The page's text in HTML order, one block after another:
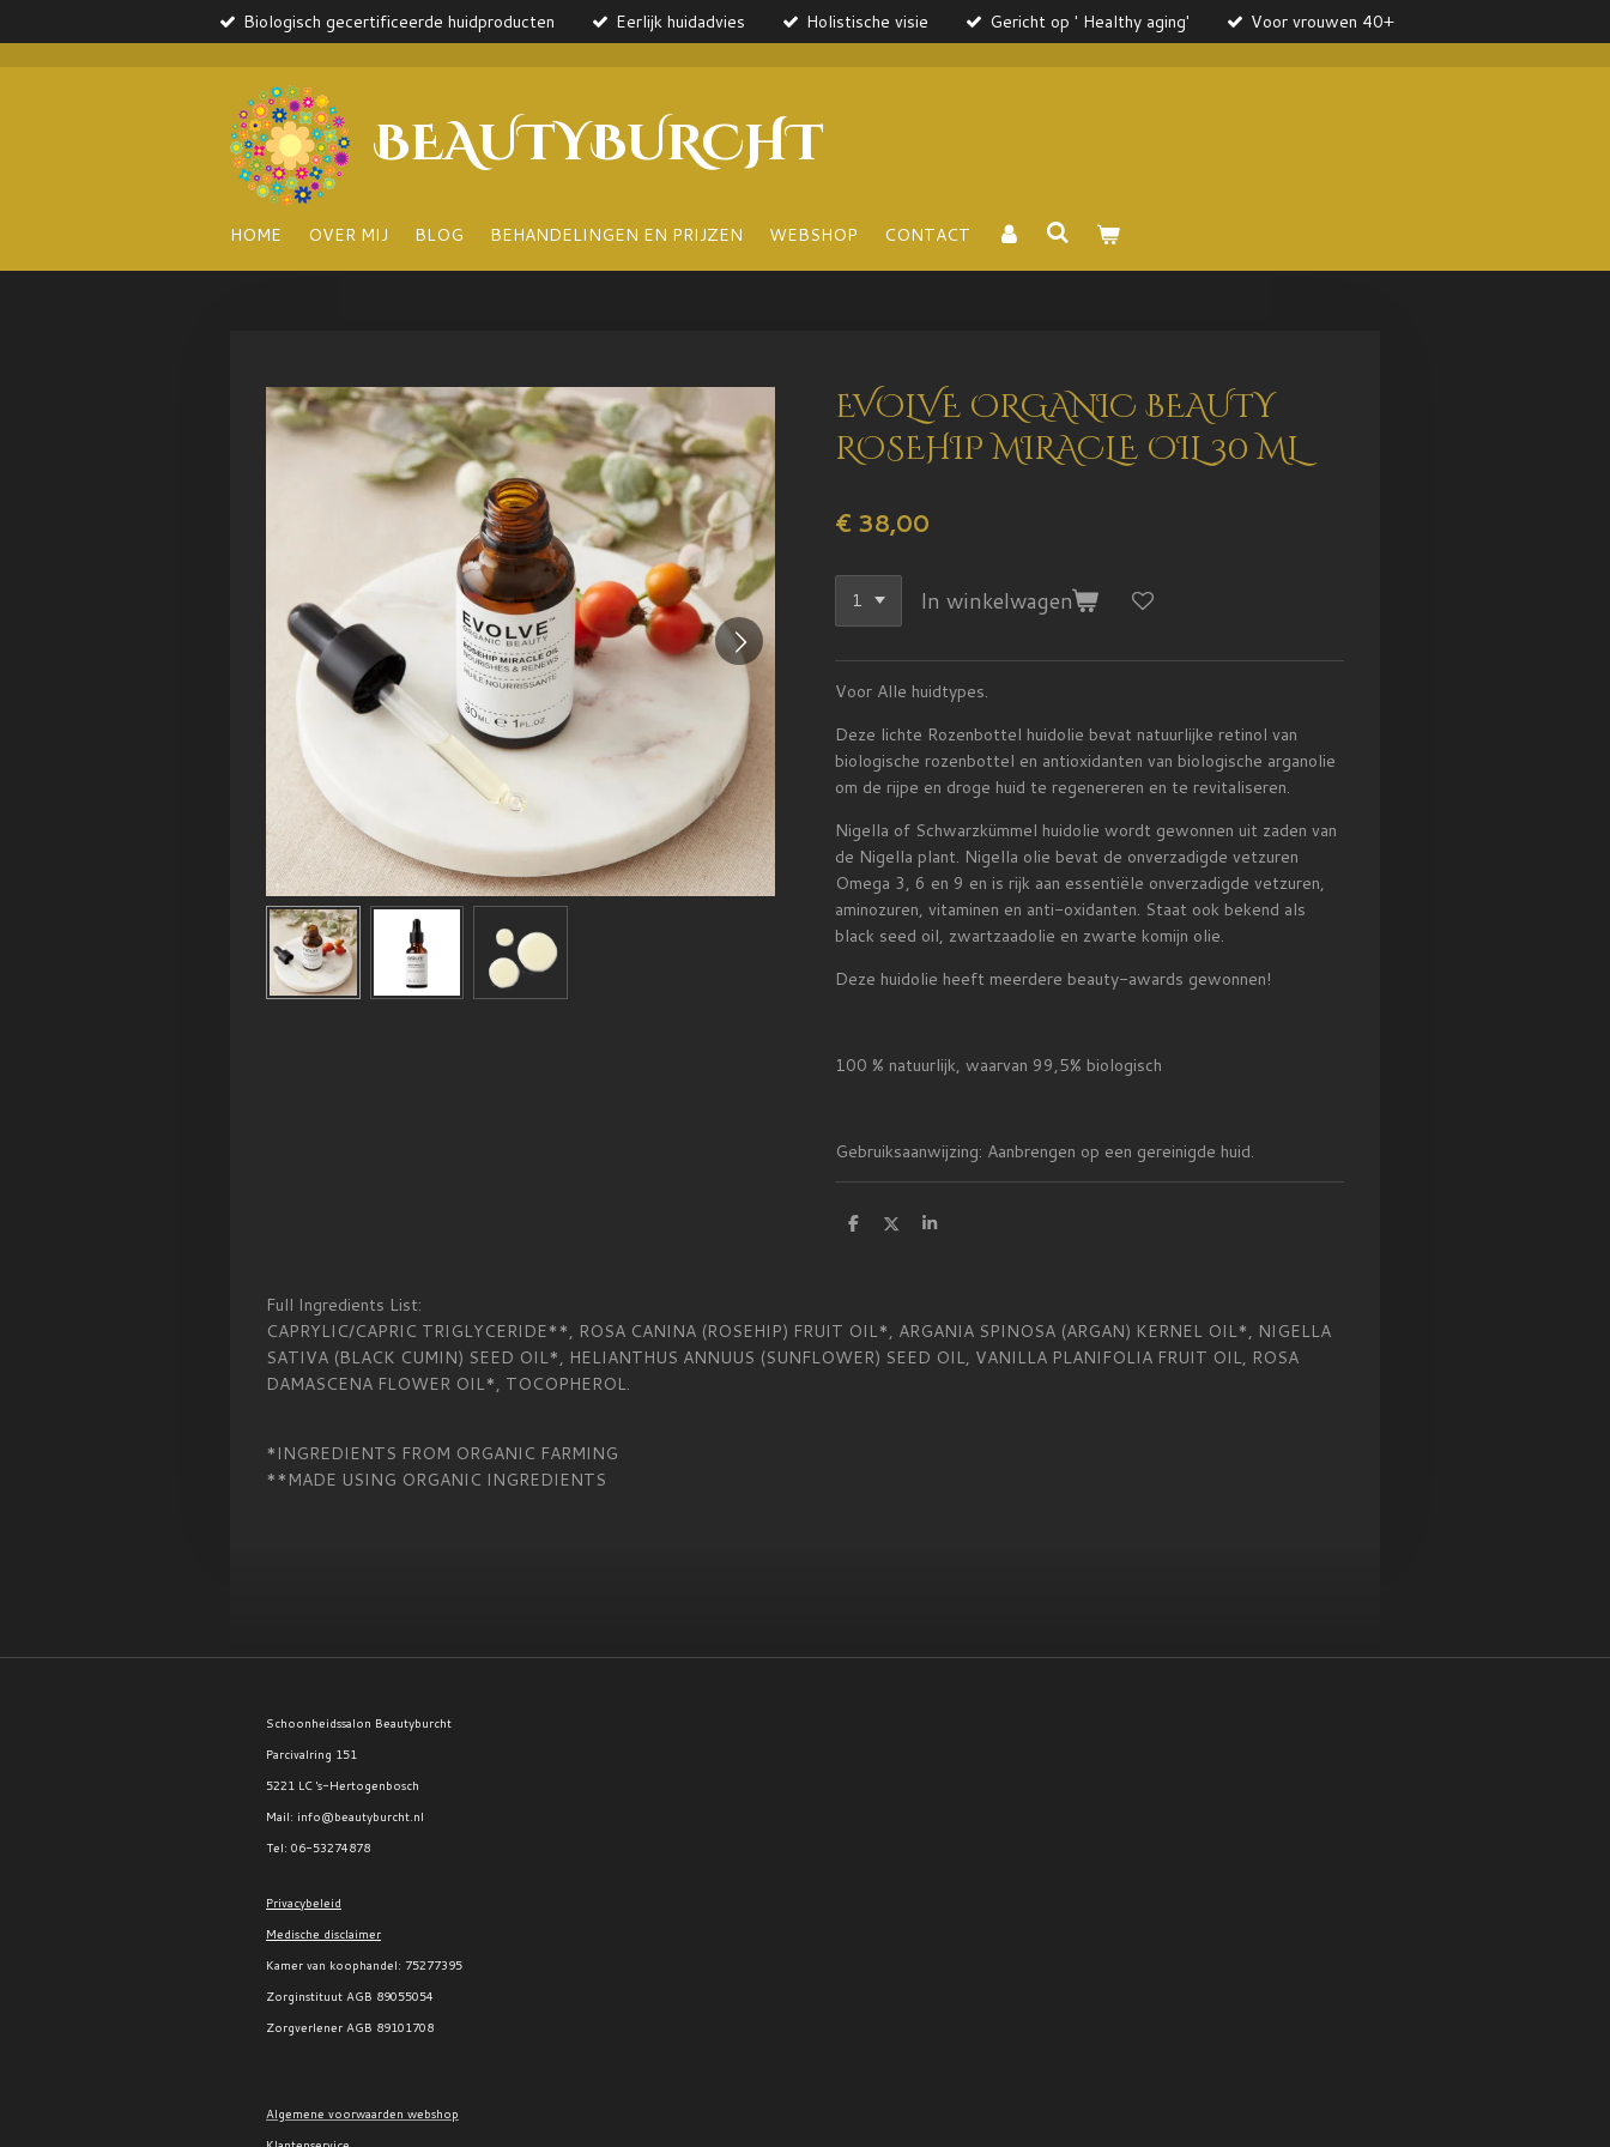
Biologisch gecertificeerde huidproducten Eerlijk huidadvies Holistische visie Gericht op ' Healthy aging' Voor vrouwen 40+
BEAUTYBURCHT
HOME OVER MIJ BLOG BEHANDELINGEN EN PRIJZEN WEBSHOP CONTACT
EVOLVE ORGANIC BEAUTY
ROSEHIP MIRACLE OIL 30 ML
€ 38,00
In winkelwagen
Voor Alle huidtypes.
Deze lichte Rozenbottel huidolie bevat natuurlijke retinol van
biologische rozenbottel en antioxidanten van biologische arganolie
om de rijpe en droge huid te regenereren en te revitaliseren.
Nigella of Schwarzkümmel huidolie wordt gewonnen uit zaden van
de Nigella plant. Nigella olie bevat de onverzadigde vetzuren
Omega 3, 6 en 9 en is rijk aan essentiële onverzadigde vetzuren,
aminozuren, vitaminen en anti-oxidanten. Staat ook bekend als
black seed oil, zwartzaadolie en zwarte komijn olie.
Deze huidolie heeft meerdere beauty-awards gewonnen!
100 % natuurlijk, waarvan 99,5% biologisch
Gebruiksaanwijzing: Aanbrengen op een gereinigde huid.
D
D
S
Full Ingredients List:
CAPRYLIC/CAPRIC TRIGLYCERIDE**, ROSA CANINA (ROSEHIP) FRUIT OIL*, ARGANIA SPINOSA (ARGAN) KERNEL OIL*, NIGELLA
SATIVA (BLACK CUMIN) SEED OIL*, HELIANTHUS ANNUUS (SUNFLOWER) SEED OIL, VANILLA PLANIFOLIA FRUIT OIL, ROSA
DAMASCENA FLOWER OIL*, TOCOPHEROL.
*INGREDIENTS FROM ORGANIC FARMING
**MADE USING ORGANIC INGREDIENTS
Schoonheidssalon Beautyburcht
Parcivalring 151
5221 LC 's-Hertogenbosch
Mail: info@beautyburcht.nl
Tel: 06-53274878
Privacybeleid
Medische disclaimer
Kamer van koophandel: 75277395
Zorginstituut AGB 89055054
Zorgverlener AGB 89101708
Algemene voorwaarden webshop